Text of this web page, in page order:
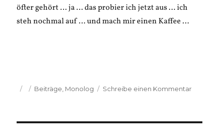
öfter gehört … ja … das probier ich jetzt aus … ich
steh nochmal auf … und mach mir einen Kaffee …
Veröffentlicht
Kategorien
Beiträge Monolog Schreibe einen Kommentarzu